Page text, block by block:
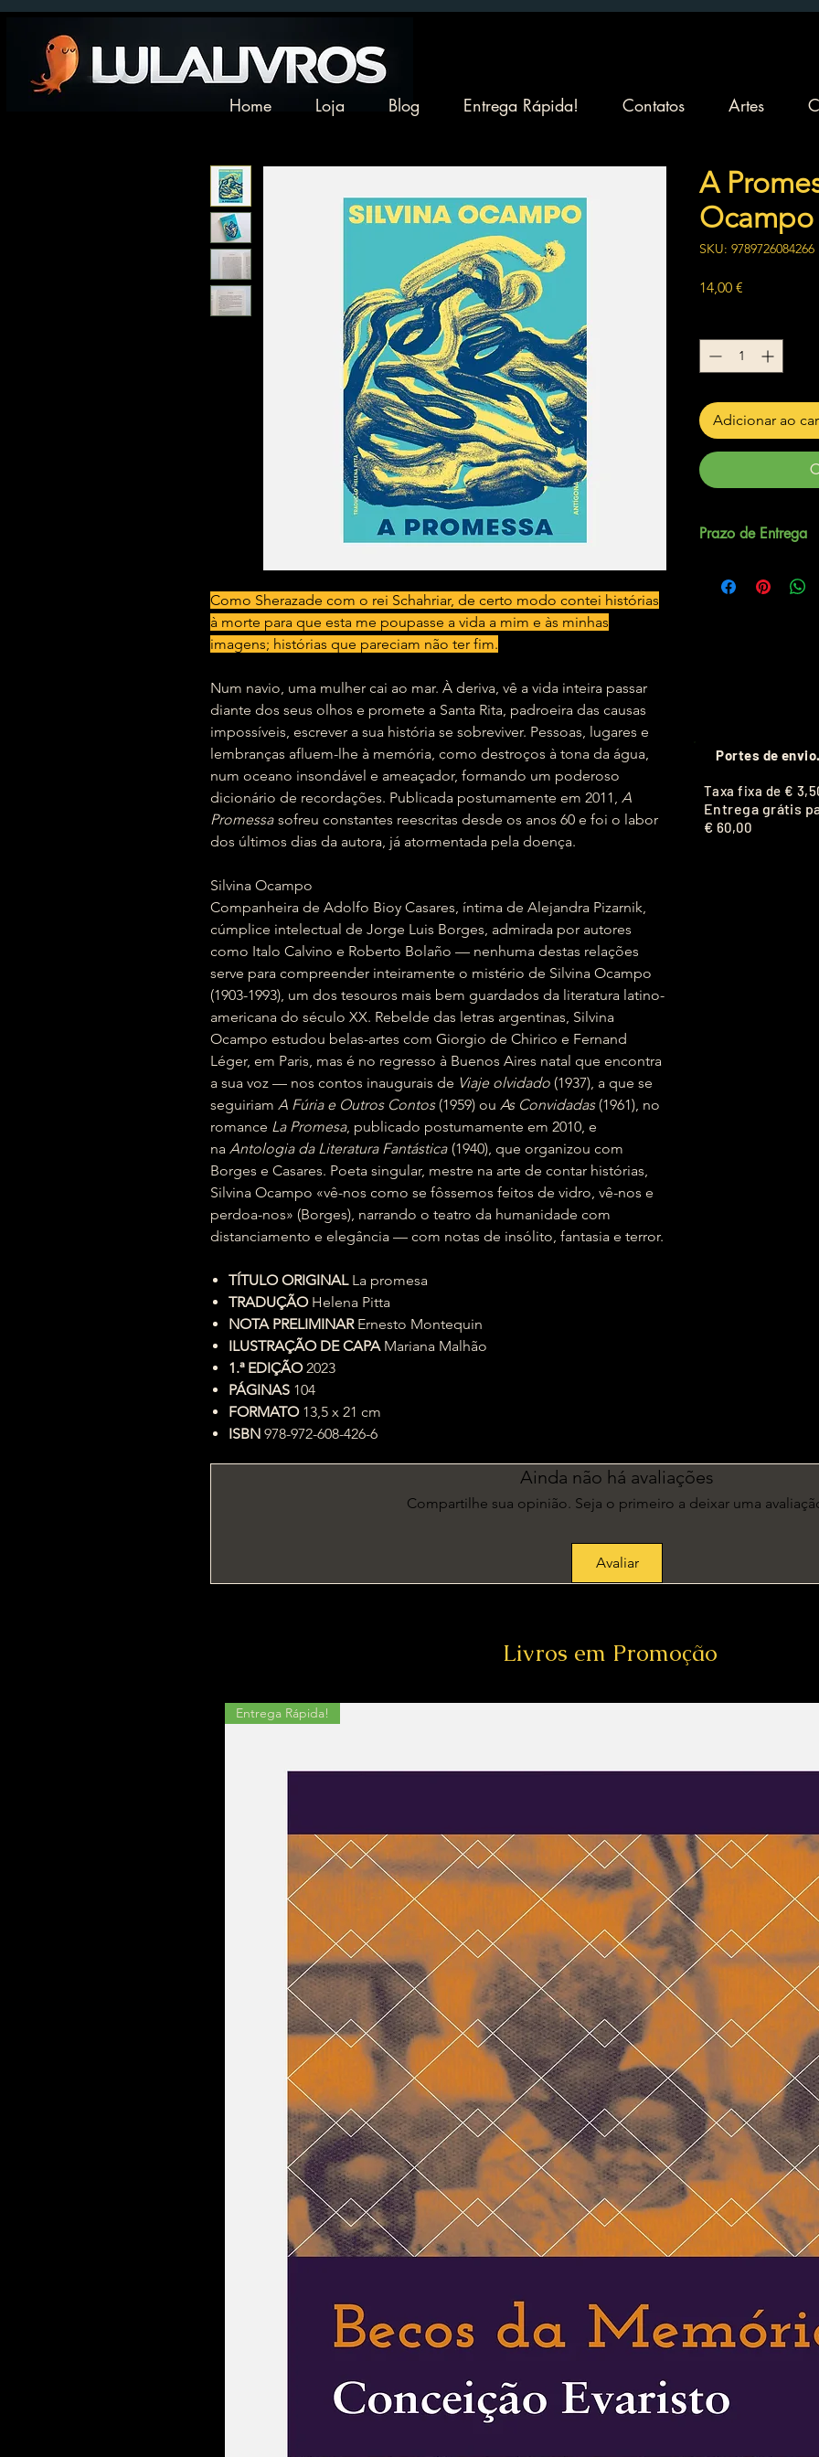
Home Loja Blog Entrega Rápida! Contatos Artes
Como Sherazade com o rei Schahriar, de certo modo contei histórias
à morte para que esta me poupasse a vida a mim e às minhas
imagens; histórias que pareciam não ter fim.
Num navio, uma mulher cai ao mar. À deriva, vê a vida inteira passar
diante dos seus olhos e promete a Santa Rita, padroeira das causas
impossíveis, escrever a sua história se sobreviver. Pessoas, lugares e
lembranças afluem-lhe à memória, como destroços à tona da água,
num oceano insondável e ameaçador, formando um poderoso
dicionário de recordações. Publicada postumamente em 2011, A
Promessa sofreu constantes reescritas desde os anos 60 e foi o labor
dos últimos dias da autora, já atormentada pela doença.
Silvina Ocampo
Companheira de Adolfo Bioy Casares, íntima de Alejandra Pizarnik,
cúmplice intelectual de Jorge Luis Borges, admirada por autores
como Italo Calvino e Roberto Bolaño — nenhuma destas relações
serve para compreender inteiramente o mistério de Silvina Ocampo
(1903-1993), um dos tesouros mais bem guardados da literatura latino-
americana do século XX. Rebelde das letras argentinas, Silvina
Ocampo estudou belas-artes com Giorgio de Chirico e Fernand
Léger, em Paris, mas é no regresso à Buenos Aires natal que encontra
a sua voz — nos contos inaugurais de Viaje olvidado (1937), a que se
seguiriam A Fúria e Outros Contos(1959) ou As Convidadas(1961), no
romance La Promesa, publicado postumamente em 2010, e
na Antologia da Literatura Fantástica (1940), que organizou com
Borges e Casares. Poeta singular, mestre na arte de contar histórias,
Silvina Ocampo «vê-nos como se fôssemos feitos de vidro, vê-nos e
perdoa-nos» (Borges), narrando o teatro da humanidade com
distanciamento e elegância — com notas de insólito, fantasia e terror.
TÍTULO ORIGINALLa promesa
TRADUÇÃOHelena Pitta
NOTA PRELIMINARErnesto Montequin
ILUSTRAÇÃO DE CAPAMariana Malhão
1.ª EDIÇÃO2023
PÁGINAS 104
FORMATO13,5 x 21 cm
ISBN 978-972-608-426-6
A
Ocampo
SKU: 9789726084266
14,00 €
Adicionar ao
Prazo de Entrega
Ainda não há avaliações
Compartilhe sua opinião. Seja o primeiro a deixar uma
Avaliar
Portes de
Taxa fixa de €
Entrega grátis
€ 60,00
Livros em Promoção
Entrega Rápida!